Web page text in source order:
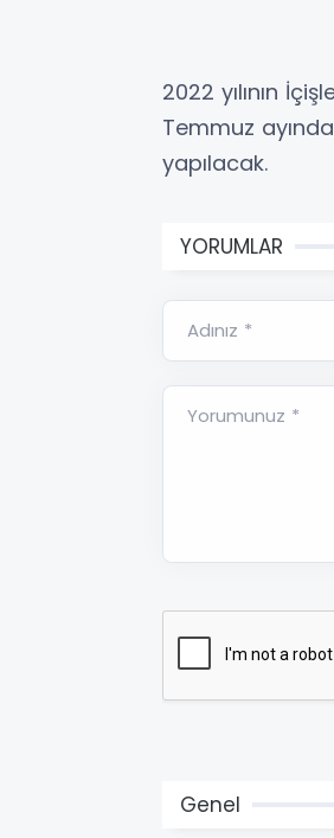
2022 yılının
Temmuz
yapılacak.
YORUMLAR
Adınız *
Yorumunuz *
Genel